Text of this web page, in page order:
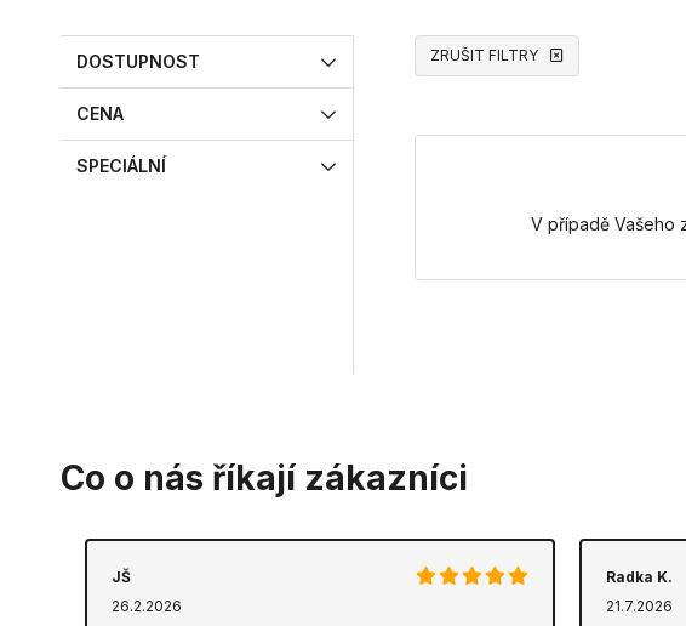
DOSTUPNOST
CENA
SPECIÁLNÍ
ZRUŠIT FILTRY
V případě Vašeho
Co o nás říkají zákazníci
JŠ
26.2.2026
Radka K.
21.7.2026